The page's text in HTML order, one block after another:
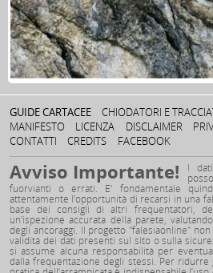
GUIDE CARTACEE CHIODATORI E
MANIFESTO
LICENZA DISCLAIMER
CONTATTI
CREDITS FACEBOOK
Avviso Importante! I
fuorvianti o errati. E’ fondamentale
attentamente l’opportunità di recarsi in una
base dei consigli di altri frequentatori,
un'ispezione accurata della parete,
degli ancoraggi. Il progetto "falesiaonline"
validità dei dati presenti sul sito o sulla
si assume alcuna responsabilità per
dalla frequentazione degli stessi. Per